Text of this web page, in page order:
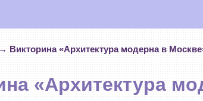
→ Викторина «Архитектура модерна в
«Архитектура